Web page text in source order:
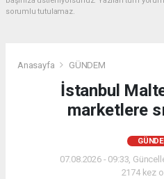
sorumlu tutulamaz.
Anasayfa GÜNDEM
İstanbul
marketlere
07.08.2026 - 09:33,
2174 kez